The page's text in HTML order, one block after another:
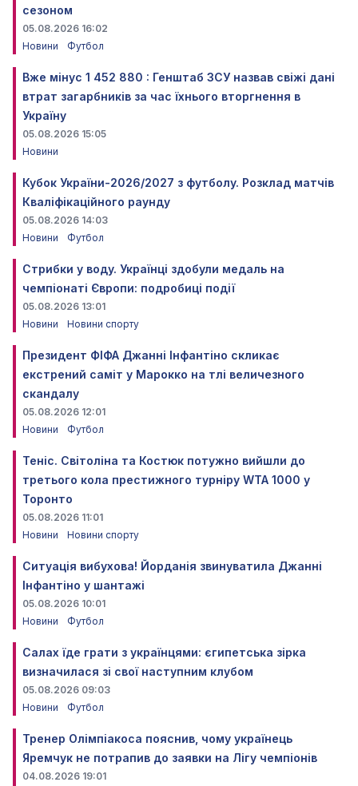
сезоном
05.08.2026 16:02
Новини
Футбол
Вже мінус 1 452 880 : Генштаб ЗСУ назвав свіжі дані
втрат загарбників за час їхнього вторгнення в
Україну
05.08.2026 15:05
Новини
Кубок України-2026/2027 з футболу. Розклад матчів
Кваліфікаційного раунду
05.08.2026 14:03
Новини
Футбол
Стрибки у воду. Українці здобули медаль на
чемпіонаті Європи: подробиці події
05.08.2026 13:01
Новини
Новини спорту
Президент ФІФА Джанні Інфантіно скликає
екстрений саміт у Марокко на тлі величезного
скандалу
05.08.2026 12:01
Новини
Футбол
Теніс. Світоліна та Костюк потужно вийшли до
третього кола престижного турніру WTA 1000 у
Торонто
05.08.2026 11:01
Новини
Новини спорту
Ситуація вибухова! Йорданія звинуватила Джанні
Інфантіно у шантажі
05.08.2026 10:01
Новини
Футбол
Салах їде грати з українцями: єгипетська зірка
визначилася зі свої наступним клубом
05.08.2026 09:03
Новини
Футбол
Тренер Олімпіакоса пояснив, чому українець
Яремчук не потрапив до заявки на Лігу чемпіонів
04.08.2026 19:01